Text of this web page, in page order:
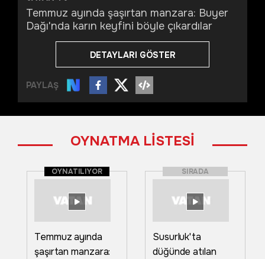
Temmuz ayında şaşırtan manzara: Buyer
Dağı'nda karın keyfini böyle çıkardılar
DETAYLARI GÖSTER
PAYLAŞ
OYNATMA LİSTESİ
OYNATILIYOR
Temmuz ayında
şaşırtan manzara:
SIRADA
Susurluk'ta
düğünde atılan